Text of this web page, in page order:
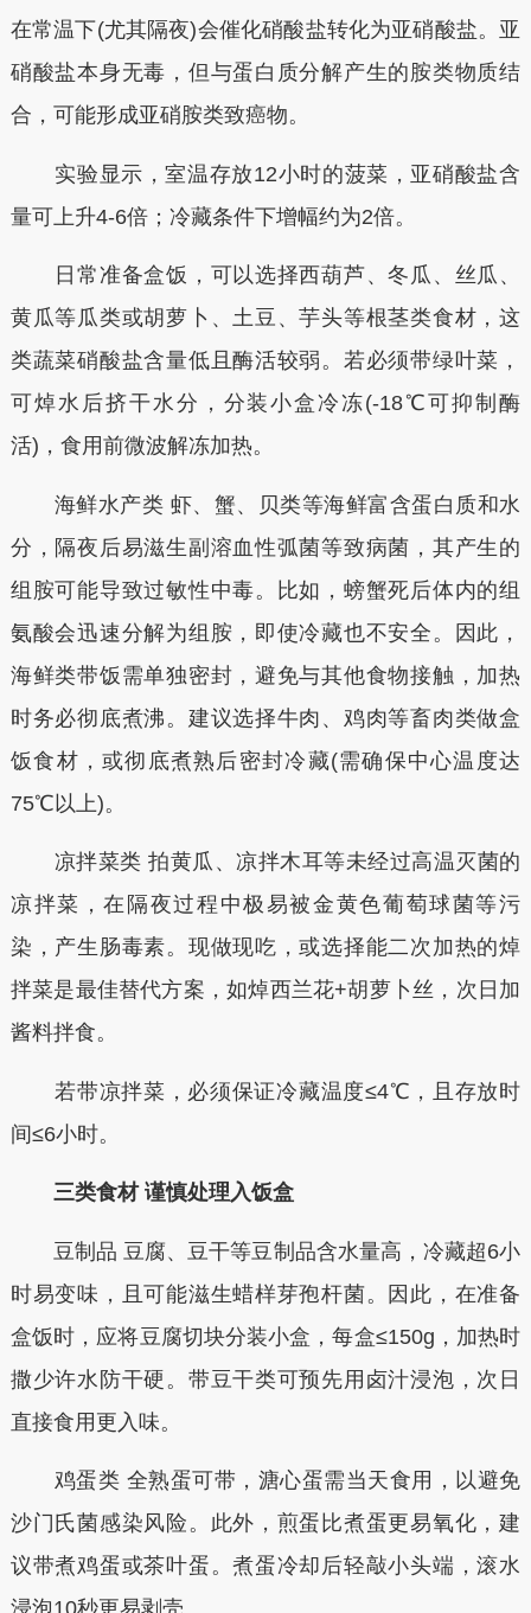
在常温下(尤其隔夜)会催化硝酸盐转化为亚硝酸盐。亚
硝酸盐本身无毒，但与蛋白质分解产生的胺类物质结
合，可能形成亚硝胺类致癌物。
实验显示，室温存放12小时的菠菜，亚硝酸盐含
量可上升4-6倍；冷藏条件下增幅约为2倍。
日常准备盒饭，可以选择西葫芦、冬瓜、丝瓜、
黄瓜等瓜类或胡萝卜、土豆、芋头等根茎类食材，这
类蔬菜硝酸盐含量低且酶活较弱。若必须带绿叶菜，
可焯水后挤干水分，分装小盒冷冻(-18℃可抑制酶
活)，食用前微波解冻加热。
海鲜水产类 虾、蟹、贝类等海鲜富含蛋白质和水
分，隔夜后易滋生副溶血性弧菌等致病菌，其产生的
组胺可能导致过敏性中毒。比如，螃蟹死后体内的组
氨酸会迅速分解为组胺，即使冷藏也不安全。因此，
海鲜类带饭需单独密封，避免与其他食物接触，加热
时务必彻底煮沸。建议选择牛肉、鸡肉等畜肉类做盒
饭食材，或彻底煮熟后密封冷藏(需确保中心温度达
75℃以上)。
凉拌菜类 拍黄瓜、凉拌木耳等未经过高温灭菌的
凉拌菜，在隔夜过程中极易被金黄色葡萄球菌等污
染，产生肠毒素。现做现吃，或选择能二次加热的焯
拌菜是最佳替代方案，如焯西兰花+胡萝卜丝，次日加
酱料拌食。
若带凉拌菜，必须保证冷藏温度≤4℃，且存放时
间≤6小时。
三类食材 谨慎处理入饭盒
豆制品 豆腐、豆干等豆制品含水量高，冷藏超6小
时易变味，且可能滋生蜡样芽孢杆菌。因此，在准备
盒饭时，应将豆腐切块分装小盒，每盒≤150g，加热时
撒少许水防干硬。带豆干类可预先用卤汁浸泡，次日
直接食用更入味。
鸡蛋类 全熟蛋可带，溏心蛋需当天食用，以避免
沙门氏菌感染风险。此外，煎蛋比煮蛋更易氧化，建
议带煮鸡蛋或茶叶蛋。煮蛋冷却后轻敲小头端，滚水
浸泡10秒更易剥壳。